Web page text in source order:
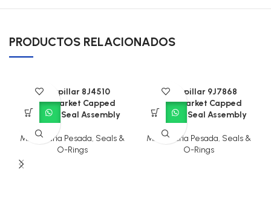
PRODUCTOS RELACIONADOS
Caterpillar 8J4510
Aftermarket Capped
Piston T-Seal Assembly
Maquinaria Pesada, Seals &
O-Rings
Caterpillar 9J7868
Aftermarket Capped
Piston T-Seal Assembly
Maquinaria Pesada, Seals &
O-Rings